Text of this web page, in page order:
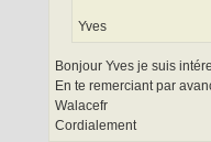
Yves
Bonjour Yves je suis
En te remerciant par
Walacefr
Cordialement